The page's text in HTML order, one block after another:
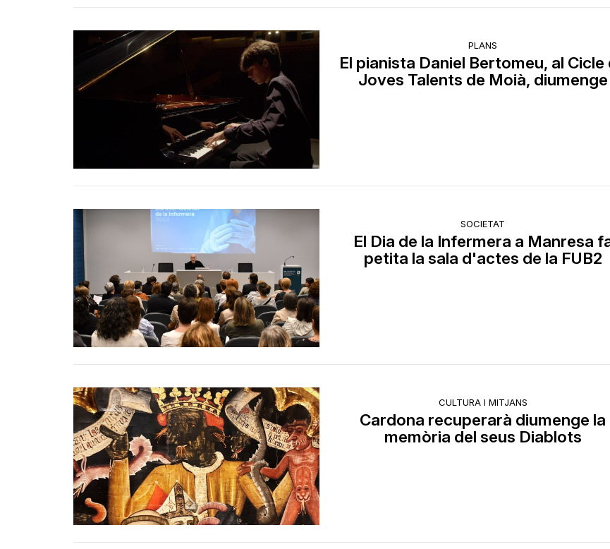
PLANS
El pianista Daniel Bertomeu, al Cicle
Joves Talents de Moià, diumenge
SOCIETAT
El Dia de la Infermera a Manresa
petita la sala d'actes de la FUB2
CULTURA I MITJANS
Cardona recuperarà diumenge la
memòria del seus Diablots